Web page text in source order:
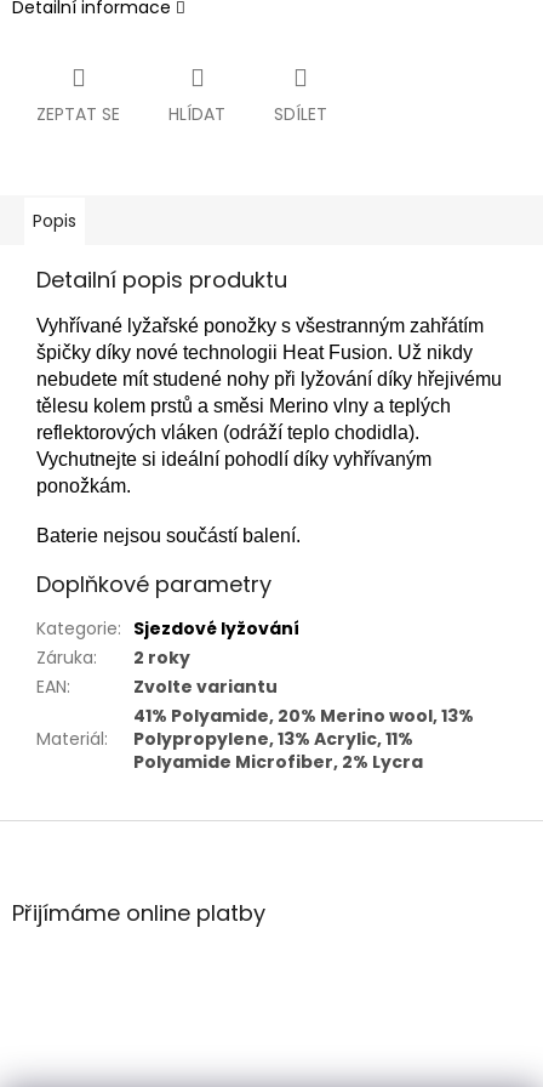
Detailní informace
ZEPTAT SE HLÍDAT SDÍLET
Popis
Detailní popis produktu
Vyhřívané lyžařské ponožky s všestranným zahřátím
špičky díky nové technologii Heat Fusion. Už nikdy
nebudete mít studené nohy při lyžování díky hřejivému
tělesu kolem prstů a směsi Merino vlny a teplých
reflektorových vláken (odráží teplo chodidla).
Vychutnejte si ideální pohodlí díky vyhřívaným
ponožkám.
Baterie nejsou součástí balení.
Doplňkové parametry
Kategorie: Sjezdové lyžování
Záruka:
2 roky
EAN: Zvolte variantu
Materiál:
41% Polyamide, 20% Merino wool, 13%
Polypropylene, 13% Acrylic, 11%
Polyamide Microfiber, 2% Lycra
Z
aPřijímáme online platby